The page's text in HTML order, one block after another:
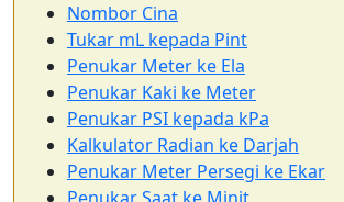
Nombor Cina
Tukar mL kepada Pint
Penukar Meter ke Ela
Penukar Kaki ke Meter
Penukar PSI kepada kPa
Kalkulator Radian ke Darjah
Penukar Meter Persegi ke Ekar